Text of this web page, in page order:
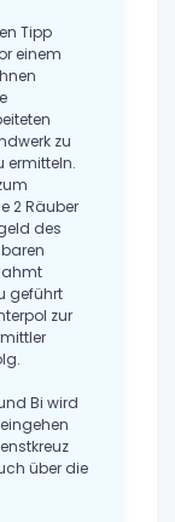
Tipp
einem
zu
ermitteln.
2 Räuber
des
geführt
zur
Bi wird
über die